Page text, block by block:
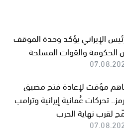
الإيراني يؤكد وحدة الموقف
الحكومة والقوات المسلحة
مؤقت لإعادة فتح مضيق
تحركات عُمانية إيرانية وترامب
لقرب نهاية الحرب